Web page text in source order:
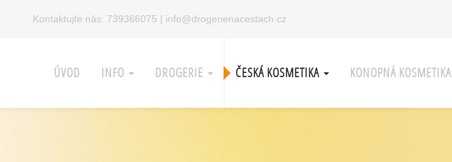
Kontaktujte nás: 739366075 | info@drogerienacestach.cz
ÚVOD INFO DROGERIE ČESKÁ KOSMETIKA KONOPNÁ KOSMETIKA